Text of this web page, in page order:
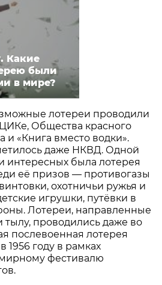
Какие
были
в мире?
лотереи проводили
Общества красного
и «Книга вместо водки».
даже НКВД. Одной
интересных была лотерея
её призов — противогазы
охотничьи ружья и
игрушки, путёвки в
Лотереи, направленные
проводились даже во
послевоенная лотерея
1956 году в рамках
фестивалю